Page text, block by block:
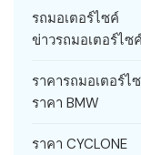
รถมอเตอร์ไซค์
ข่าวรถมอเตอร์ไซค์
ราคารถมอเตอร์ไ
ราคา BMW
ราคา CYCLONE